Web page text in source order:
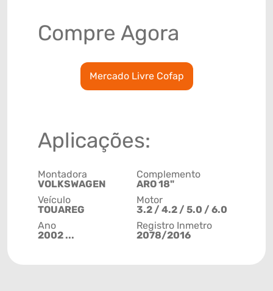
Compre Agora
Mercado Livre Cofap
Aplicações:
Montadora
VOLKSWAGEN
Veículo
TOUAREG
Ano
2002 ...
Complemento
ARO 18"
Motor
3.2 / 4.2 / 5.0 / 6.0
Registro Inmetro
2078/2016